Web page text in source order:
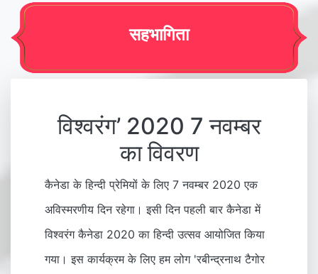
सहभागिता
विश्वरंग’ 2020 7 नवम्बर
का विवरण
कैनेडा के हिन्दी प्रेमियों के लिए 7 नवम्बर 2020 एक
अविस्मरणीय दिन रहेगा। इसी दिन पहली बार कैनेडा में
विश्वरंग कैनेडा 2020 का हिन्दी उत्सव आयोजित किया
गया। इस कार्यक्रम के लिए हम लोग 'रबीन्द्रनाथ टैगोर